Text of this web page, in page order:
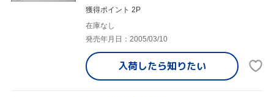
獲得ポイント 2P
在庫なし
発売年月日：2005/03/10
入荷したら知りたい